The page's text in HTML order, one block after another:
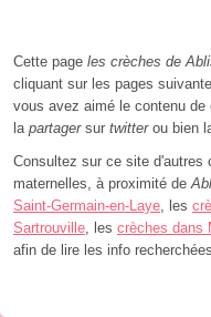
Cette page les crèches de
cliquant sur les pages
vous avez aimé le contenu
la partagersur twitterou bien
Consultez sur ce site d'autres
maternelles, à proximité de
Saint-Germain-en-Laye, les
Sartrouville, les crèches dans
afin de lire les info